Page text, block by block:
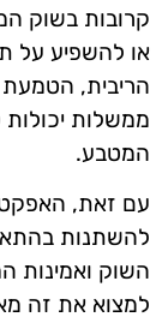
קרובות בשוק
או להשפיע על
הריבית, הטמעת
ממשלות
המטבע.
עם זאת,
להשתנות
השוק ואמינות
למצוא את זה